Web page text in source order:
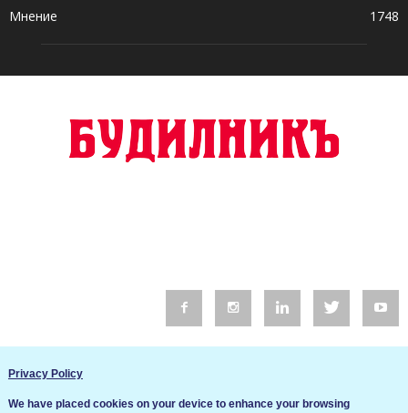
Мнение
1748
Privacy Policy
We have placed cookies on your device to enhance your browsing